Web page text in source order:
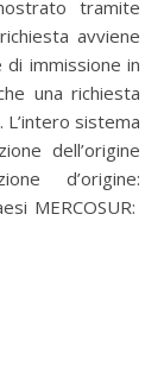
tramite
avviene
di immissione in
una richiesta
L’intero sistema
dell’origine
d’origine:
MERCOSUR: